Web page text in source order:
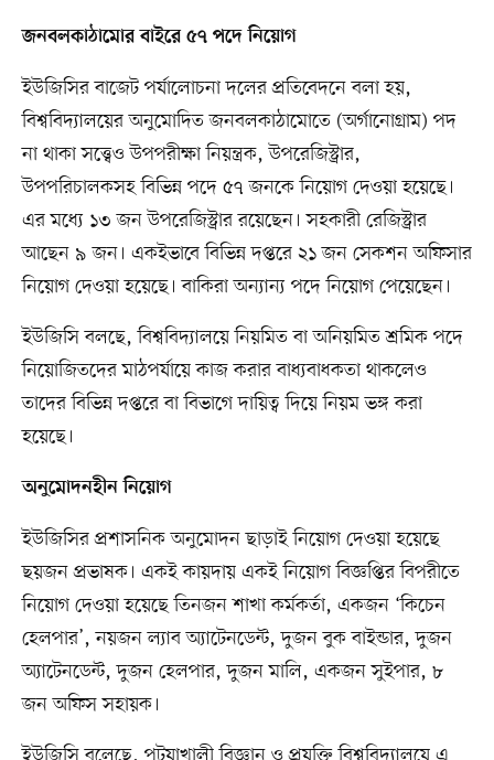
জনবলকাঠামোর বাইরে ৫৭ পদে নিয়োগ
ইউজিসির বাজেট পর্যালোচনা দলের প্রতিবেদনে বলা হয়,
বিশ্ববিদ্যালয়ের অনুমোদিত জনবলকাঠামোতে (অর্গানোগ্রাম) পদ
না থাকা সত্ত্বেও উপপরীক্ষা নিয়ন্ত্রক, উপরেজিস্ট্রার,
উপপরিচালকসহ বিভিন্ন পদে ৫৭ জনকে নিয়োগ দেওয়া হয়েছে।
এর মধ্যে ১৩ জন উপরেজিস্ট্রার রয়েছেন। সহকারী রেজিস্ট্রার
আছেন ৯ জন। একইভাবে বিভিন্ন দপ্তরে ২১ জন সেকশন অফিসার
নিয়োগ দেওয়া হয়েছে। বাকিরা অন্যান্য পদে নিয়োগ পেয়েছেন।
ইউজিসি বলছে, বিশ্ববিদ্যালয়ে নিয়মিত বা অনিয়মিত শ্রমিক পদে
নিয়োজিতদের মাঠপর্যায়ে কাজ করার বাধ্যবাধকতা থাকলেও
তাদের বিভিন্ন দপ্তরে বা বিভাগে দায়িত্ব দিয়ে নিয়ম ভঙ্গ করা
হয়েছে।
অনুমোদনহীন নিয়োগ
ইউজিসির প্রশাসনিক অনুমোদন ছাড়াই নিয়োগ দেওয়া হয়েছে
ছয়জন প্রভাষক। একই কায়দায় একই নিয়োগ বিজ্ঞপ্তির বিপরীতে
নিয়োগ দেওয়া হয়েছে তিনজন শাখা কর্মকর্তা, একজন ‘কিচেন
হেলপার’, নয়জন ল্যাব অ্যাটেনডেন্ট, দুজন বুক বাইন্ডার, দুজন
অ্যাটেনডেন্ট, দুজন হেলপার, দুজন মালি, একজন সুইপার, ৮
জন অফিস সহায়ক।